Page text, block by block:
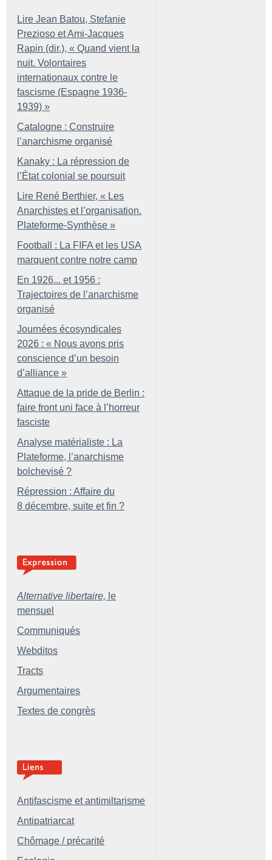
Lire Jean Batou, Stefanie
Prezioso et Ami-Jacques
Rapin (dir.), « Quand vient la
nuit. Volontaires
internationaux contre le
fascisme (Espagne 1936-
1939) »
Catalogne : Construire
l’anarchisme organisé
Kanaky : La répression de
l’État colonial se poursuit
Lire René Berthier, « Les
Anarchistes et l’organisation.
Plateforme-Synthèse »
Football : La FIFA et les USA
marquent contre notre camp
En 1926... et 1956 :
Trajectoires de l’anarchisme
organisé
Journées écosyndicales
2026 : « Nous avons pris
conscience d’un besoin
d’alliance »
Attaque de la pride de Berlin :
faire front uni face à l’horreur
fasciste
Analyse matérialiste : La
Plateforme, l’anarchisme
bolchevisé ?
Répression : Affaire du
8 décembre, suite et fin ?
Alternative libertaire, le
mensuel
Communiqués
Webditos
Tracts
Argumentaires
Textes de congrès
Antifascisme et antimiltarisme
Antipatriarcat
Chômage / précarité